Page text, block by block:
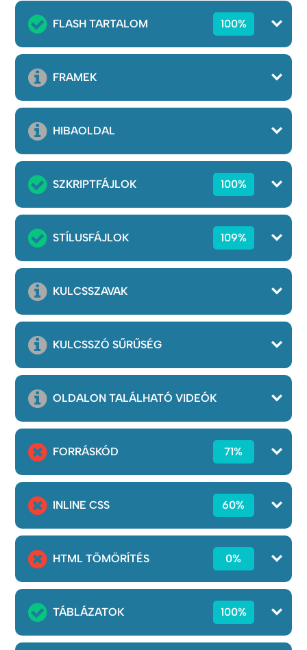
FLASH TARTALOM 100%
FRAMEK
HIBAOLDAL
SZKRIPTFÁJLOK 100%
STÍLUSFÁJLOK 109%
KULCSSZAVAK
KULCSSZÓ SŰRŰSÉG
OLDALON TALÁLHATÓ VIDEÓK
FORRÁSKÓD 71%
INLINE CSS 60%
HTML TÖMÖRÍTÉS 0%
TÁBLÁZATOK 100%